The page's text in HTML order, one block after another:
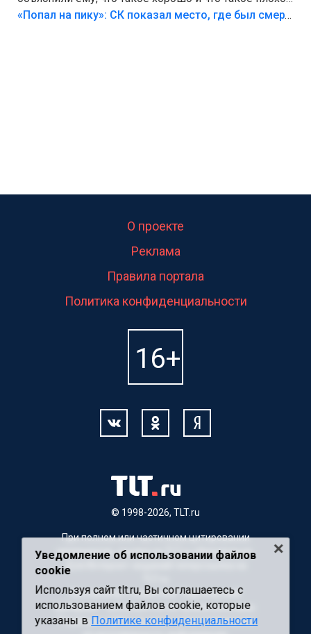
Лезть через такой забор,верх безумия,есть же
«Попал на пику»: СК показал место, где был смертельно травмирован ребенок в Тольятти
© 1998-2026, TLT.ru
О проекте
Реклама
Правила портала
Политика конфиденциальности
При полном или частичном цитировании
материалов, ссылка на TLT.ru обязательна.
Для Интернет-изданий гиперссылка на
Материалы с пометкой "Партнерский
материал" публикуются на правах рекламы.
Редакция сайта не несет ответственности
Уведомление об использовании файлов
cookie
Используя сайт tlt.ru, Вы соглашаетесь с
использованием файлов cookie, которые
указаны в Политике конфиденциальности